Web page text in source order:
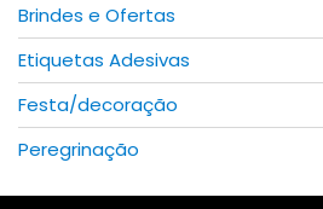
Brindes e Ofertas
Etiquetas Adesivas
Festa/decoração
Peregrinação